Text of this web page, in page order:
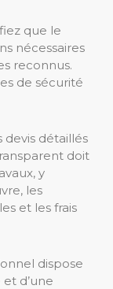
que le
nécessaires
reconnus.
de sécurité
devis détaillés
doit
y
les
et les frais
dispose
d’une